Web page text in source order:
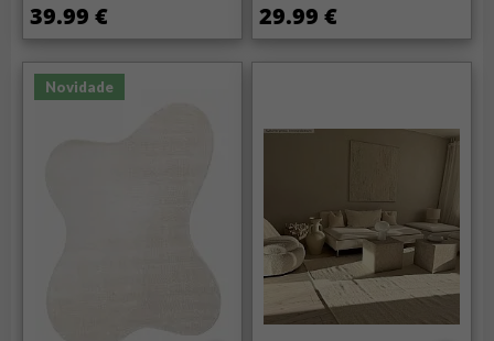
39.99 € 29.99 €
Novidade